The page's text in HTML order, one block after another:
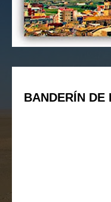
BANDERÍN DE